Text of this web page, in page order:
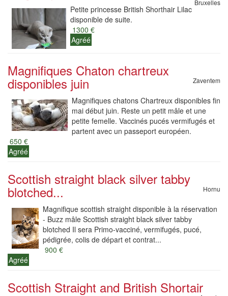
Bruxelles
Petite princesse British Shorthair Lilac
disponible de suite.
1300 €
Agréé
Magnifiques Chaton chartreux
disponibles juin Zaventem
Magnifiques chatons Chartreux disponibles fin
mai début juin. Reste un petit mâle et une
petite femelle. Vaccinés pucés vermifugés et
partent avec un passeport européen.
650 €
Agréé
Scottish straight black silver tabby
blotched... Hornu
Magnifique scottish straight disponible à la réservation
- Buzz mâle Scottish straight black silver tabby
blotched Il sera Primo-vacciné, vermifugés, pucé,
pédigrée, colis de départ et contrat...
900 €
Agréé
Scottish Straight and British Shortair